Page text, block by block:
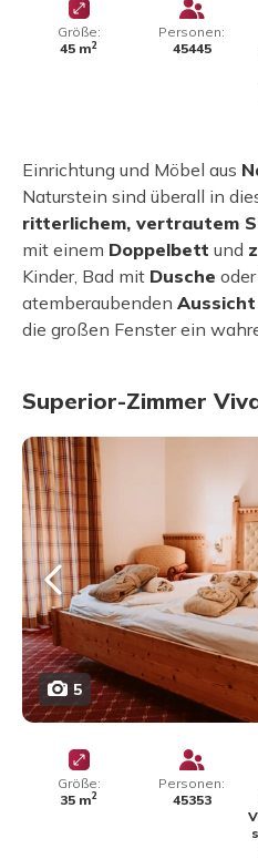
Größe:
45 m2
Personen:
45445
Einrichtung und Möbel aus
Naturstein sind überall in
ritterlichem, vertrautem
mit einem Doppelbett und
Kinder, Bad mit Dusche oder
atemberaubenden
die großen Fenster ein
Größe:
35 m2
Personen:
45353
Superior-Zimmer
5